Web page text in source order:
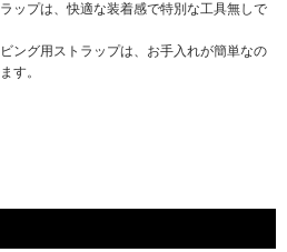
ップは、快適な装着感で特別な工具無しで
ング用ストラップは、お手入れが簡単なの
す。